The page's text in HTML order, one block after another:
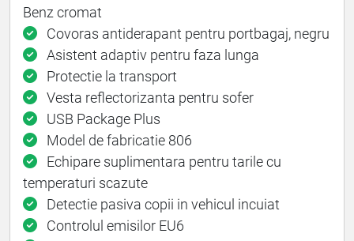
Benz cromat
Covoras antiderapant pentru portbagaj, negru
Asistent adaptiv pentru faza lunga
Protectie la transport
Vesta reflectorizanta pentru sofer
USB Package Plus
Model de fabricatie 806
Echipare suplimentara pentru tarile cu
temperaturi scazute
Detectie pasiva copii in vehicul incuiat
Controlul emisilor EU6